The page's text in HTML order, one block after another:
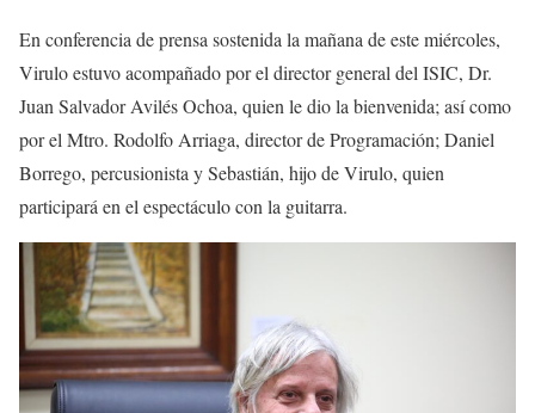
En conferencia de prensa sostenida la mañana de este miércoles,
Virulo estuvo acompañado por el director general del ISIC, Dr.
Juan Salvador Avilés Ochoa, quien le dio la bienvenida; así como
por el Mtro. Rodolfo Arriaga, director de Programación; Daniel
Borrego, percusionista y Sebastián, hijo de Virulo, quien
participará en el espectáculo con la guitarra.